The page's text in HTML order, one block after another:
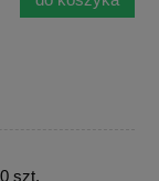
szt.